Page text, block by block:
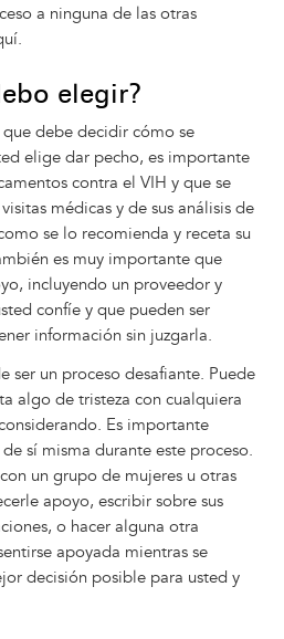
a ninguna de las otras
elegir?
debe decidir cómo se
elige dar pecho, es importante
contra el VIH y que se
médicas y de sus análisis de
se lo recomienda y receta su
es muy importante que
incluyendo un proveedor y
confíe y que pueden ser
información sin juzgarla.
ser un proceso desafiante. Puede
algo de tristeza con cualquiera
Es importante
sí misma durante este proceso.
un grupo de mujeres u otras
apoyo, escribir sobre sus
o hacer alguna otra
apoyada mientras se
decisión posible para usted y